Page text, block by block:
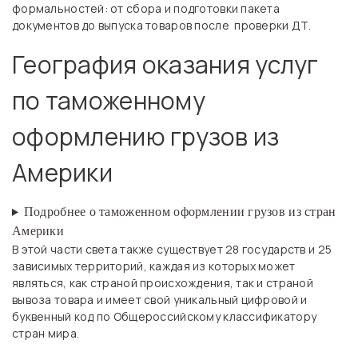
формальностей: от сбора и подготовки пакета
документов до выпуска товаров после проверки ДТ.
География оказания услуг
по таможенному
оформлению грузов из
Америки
Подробнее о таможенном оформлении грузов из стран
Америки
В этой части света также существует 28 государств и 25
зависимых территорий, каждая из которых может
являться, как страной происхождения, так и страной
вывоза товара и имеет свой уникальный цифровой и
буквенный код по Общероссийскому классификатору
стран мира.